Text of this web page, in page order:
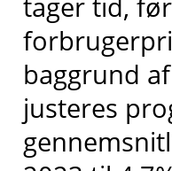
baggrund
justeres